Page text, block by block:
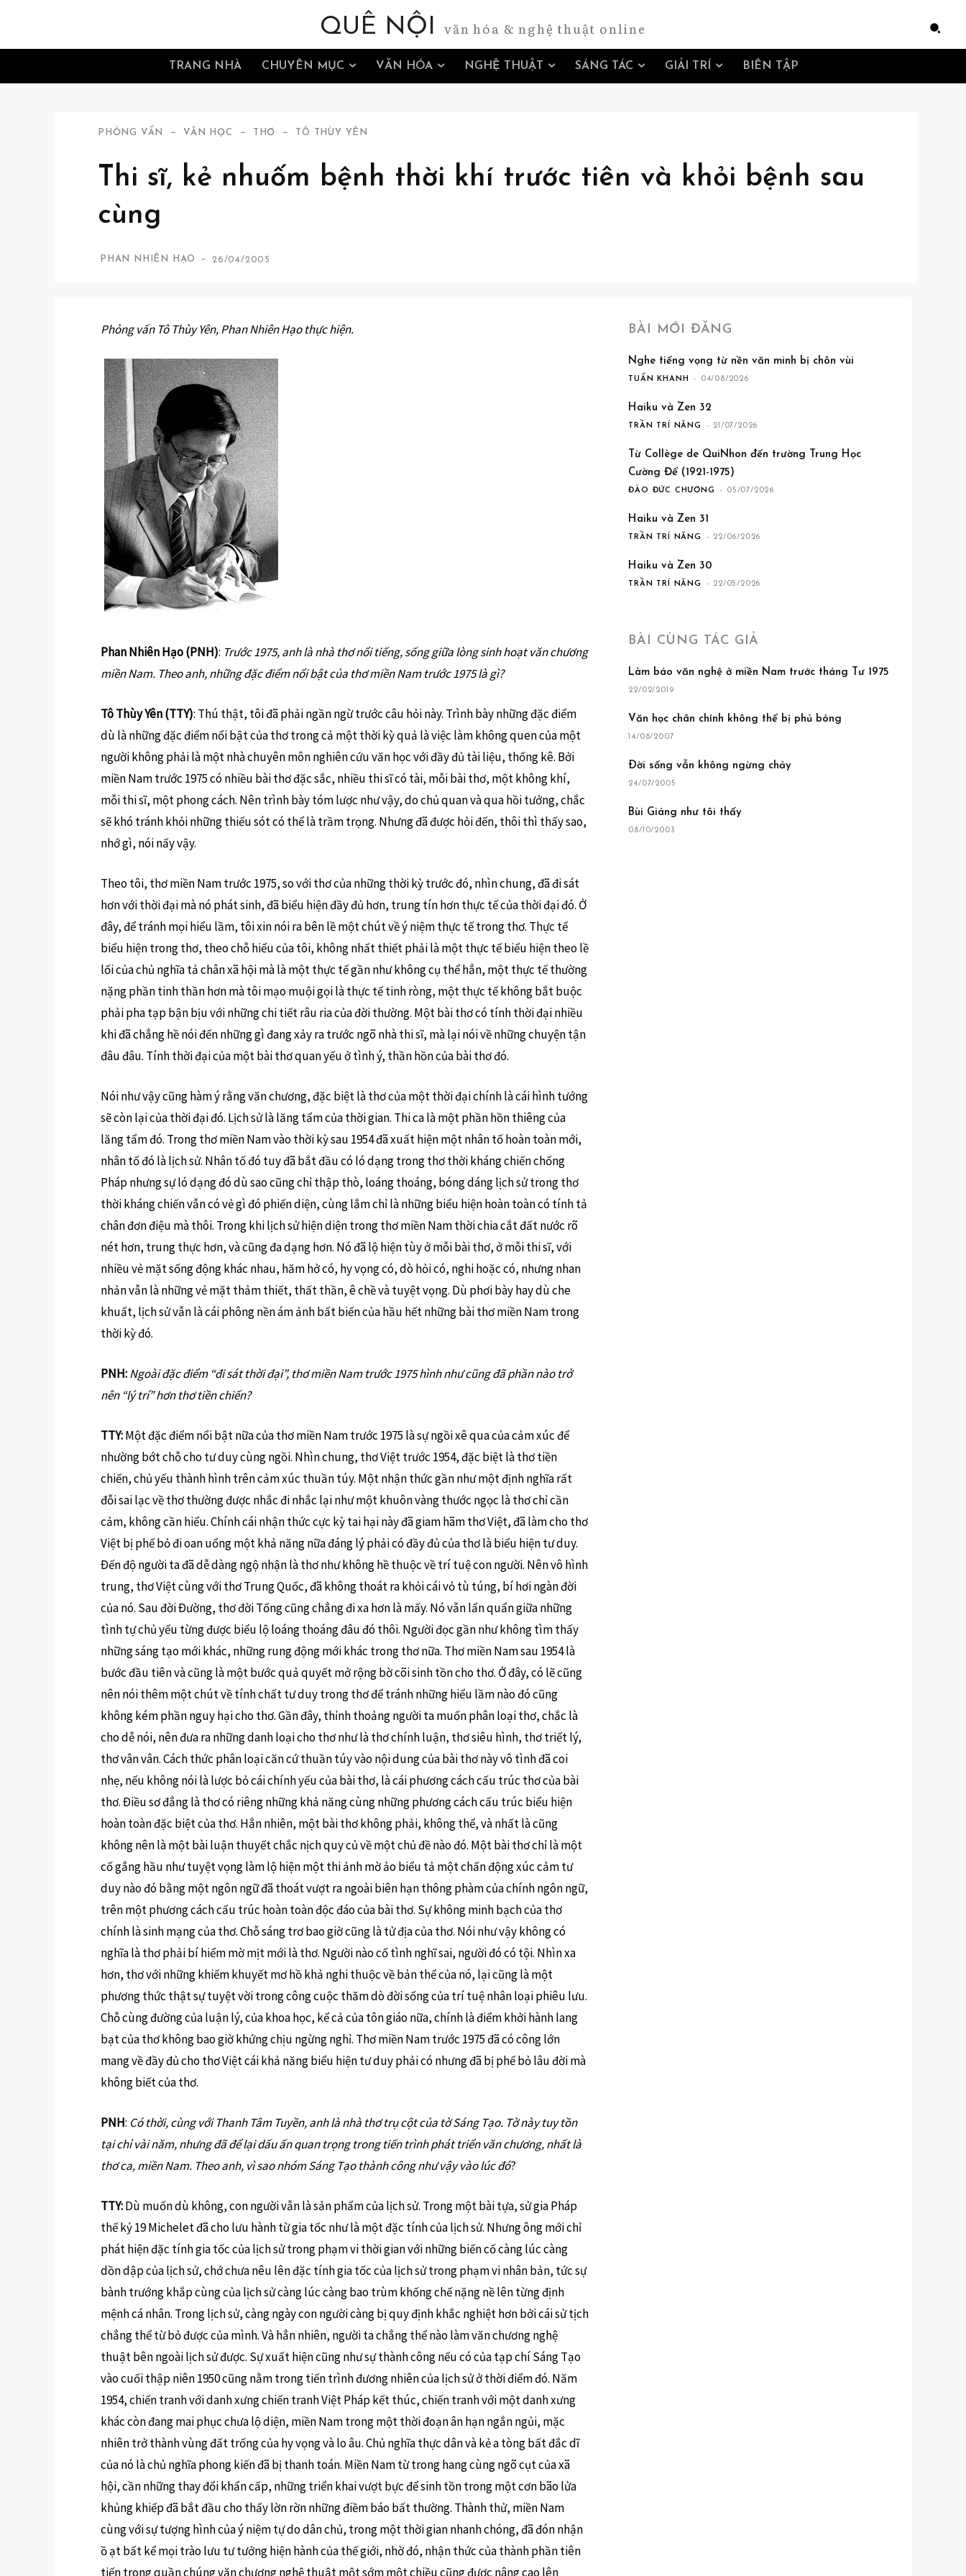
QUÊ NỘI văn hóa & nghệ thuật online
TRANG NHÀ CHUYÊN MỤC VĂN HÓA NGHỆ THUẬT SÁNG TÁC GIẢI TRÍ BIÊN TẬP
PHỎNG VẤN VĂN HỌC THƠ TÔ THÙY YÊN
Thi sĩ, kẻ nhuốm bệnh thời khí trước tiên và khỏi bệnh sau
cùng
PHAN NHIÊN HẠO - 26/04/2005
Phỏng vấn Tô Thùy Yên, Phan Nhiên Hạo thực hiện.
Phan Nhiên Hạo (PNH): Trước 1975, anh là nhà thơ nổi tiếng, sống giữa lòng sinh hoạt văn chương
miền Nam. Theo anh, những đặc điểm nổi bật của thơ miền Nam trước 1975 là gì?
Tô Thùy Yên (TTY): Thú thật, tôi đã phải ngần ngừ trước câu hỏi này. Trình bày những đặc điểm
dù là những đặc điểm nổi bật của thơ trong cả một thời kỳ quả là việc làm không quen của một
người không phải là một nhà chuyên môn nghiên cứu văn học với đầy đủ tài liệu, thống kê. Bởi
miền Nam trước 1975 có nhiều bài thơ đặc sắc, nhiều thi sĩ có tài, mỗi bài thơ, một không khí,
mỗi thi sĩ, một phong cách. Nên trình bày tóm lược như vậy, do chủ quan và qua hồi tưởng, chắc
sẽ khó tránh khỏi những thiếu sót có thể là trầm trọng. Nhưng đã được hỏi đến, thôi thì thấy sao,
nhớ gì, nói nấy vậy.
Theo tôi, thơ miền Nam trước 1975, so với thơ của những thời kỳ trước đó, nhìn chung, đã đi sát
hơn với thời đại mà nó phát sinh, đã biểu hiện đầy đủ hơn, trung tín hơn thực tế của thời đại đó. Ở
đây, để tránh mọi hiểu lầm, tôi xin nói ra bên lề một chút về ý niệm thực tế trong thơ. Thực tế
biểu hiện trong thơ, theo chỗ hiểu của tôi, không nhất thiết phải là một thực tế biểu hiện theo lề
lối của chủ nghĩa tả chân xã hội mà là một thực tế gần như không cụ thể hẳn, một thực tế thường
nặng phần tinh thần hơn mà tôi mạo muội gọi là thực tế tinh ròng, một thực tế không bắt buộc
phải pha tạp bận bịu với những chi tiết râu ria của đời thường. Một bài thơ có tính thời đại nhiều
khi đã chẳng hề nói đến những gì đang xảy ra trước ngõ nhà thi sĩ, mà lại nói về những chuyện tận
đâu đâu. Tính thời đại của một bài thơ quan yếu ở tình ý, thần hồn của bài thơ đó.
Nói như vậy cũng hàm ý rằng văn chương, đặc biệt là thơ của một thời đại chính là cái hình tướng
sẽ còn lại của thời đại đó. Lịch sử là lăng tẩm của thời gian. Thi ca là một phần hồn thiêng của
lăng tẩm đó. Trong thơ miền Nam vào thời kỳ sau 1954 đã xuất hiện một nhân tố hoàn toàn mới,
nhân tố đó là lịch sử. Nhân tố đó tuy đã bắt đầu có ló dạng trong thơ thời kháng chiến chống
Pháp nhưng sự ló dạng đó dù sao cũng chỉ thập thò, loáng thoáng, bóng dáng lịch sử trong thơ
thời kháng chiến vẫn có vẻ gì đó phiến diện, cùng lắm chỉ là những biểu hiện hoàn toàn có tính tả
chân đơn điệu mà thôi. Trong khi lịch sử hiện diện trong thơ miền Nam thời chia cắt đất nước rõ
nét hơn, trung thực hơn, và cũng đa dạng hơn. Nó đã lộ hiện tùy ở mỗi bài thơ, ở mỗi thi sĩ, với
nhiều vẻ mặt sống động khác nhau, hăm hở có, hy vọng có, dò hỏi có, nghi hoặc có, nhưng nhan
nhản vẫn là những vẻ mặt thảm thiết, thất thần, ê chề và tuyệt vọng. Dù phơi bày hay dù che
khuất, lịch sử vẫn là cái phông nền ám ảnh bất biến của hầu hết những bài thơ miền Nam trong
thời kỳ đó.
PNH:Ngoài đặc điểm “đi sát thời đại”, thơ miền Nam trước 1975 hình như cũng đã phần nào trở
nên “lý trí” hơn thơ tiền chiến?
TTY:Một đặc điểm nổi bật nữa của thơ miền Nam trước 1975 là sự ngồi xê qua của cảm xúc để
nhường bớt chỗ cho tư duy cùng ngồi. Nhìn chung, thơ Việt trước 1954, đặc biệt là thơ tiền
chiến, chủ yếu thành hình trên cảm xúc thuần túy. Một nhận thức gần như một định nghĩa rất
đỗi sai lạc về thơ thường được nhắc đi nhắc lại như một khuôn vàng thước ngọc là thơ chỉ cần
cảm, không cần hiểu. Chính cái nhận thức cực kỳ tai hại này đã giam hãm thơ Việt, đã làm cho thơ
Việt bị phế bỏ đi oan uổng một khả năng nữa đáng lý phải có đầy đủ của thơ là biểu hiện tư duy.
Ðến độ người ta đã dễ dàng ngộ nhận là thơ như không hề thuộc về trí tuệ con người. Nên vô hình
trung, thơ Việt cùng với thơ Trung Quốc, đã không thoát ra khỏi cái vỏ tù túng, bí hơi ngàn đời
của nó. Sau đời Ðường, thơ đời Tống cũng chẳng đi xa hơn là mấy. Nó vẫn lẩn quẩn giữa những
tình tự chủ yếu từng được biểu lộ loáng thoáng đâu đó thôi. Người đọc gần như không tìm thấy
những sáng tạo mới khác, những rung động mới khác trong thơ nữa. Thơ miền Nam sau 1954 là
bước đầu tiên và cũng là một bước quả quyết mở rộng bờ cõi sinh tồn cho thơ. Ở đây, có lẽ cũng
nên nói thêm một chút về tính chất tư duy trong thơ để tránh những hiểu lầm nào đó cũng
không kém phần nguy hại cho thơ. Gần đây, thỉnh thoảng người ta muốn phân loại thơ, chắc là
cho dễ nói, nên đưa ra những danh loại cho thơ như là thơ chính luận, thơ siêu hình, thơ triết lý,
thơ vân vân. Cách thức phân loại căn cứ thuần túy vào nội dung của bài thơ này vô tình đã coi
nhẹ, nếu không nói là lược bỏ cái chính yếu của bài thơ, là cái phương cách cấu trúc thơ của bài
thơ. Ðiều sơ đẳng là thơ có riêng những khả năng cùng những phương cách cấu trúc biểu hiện
hoàn toàn đặc biệt của thơ. Hẳn nhiên, một bài thơ không phải, không thể, và nhất là cũng
không nên là một bài luận thuyết chắc nịch quy củ về một chủ đề nào đó. Một bài thơ chỉ là một
cố gắng hầu như tuyệt vọng làm lộ hiện một thi ảnh mờ ảo biểu tả một chấn động xúc cảm tư
duy nào đó bằng một ngôn ngữ đã thoát vượt ra ngoài biên hạn thông phàm của chính ngôn ngữ,
trên một phương cách cấu trúc hoàn toàn độc đáo của bài thơ. Sự không minh bạch của thơ
chính là sinh mạng của thơ. Chỗ sáng trơ bao giờ cũng là tử địa của thơ. Nói như vậy không có
nghĩa là thơ phải bí hiểm mờ mịt mới là thơ. Người nào cố tình nghĩ sai, người đó có tội. Nhìn xa
hơn, thơ với những khiếm khuyết mơ hồ khả nghi thuộc về bản thể của nó, lại cũng là một
phương thức thật sự tuyệt vời trong công cuộc thăm dò đời sống của trí tuệ nhân loại phiêu lưu.
Chỗ cùng đường của luận lý, của khoa học, kể cả của tôn giáo nữa, chính là điểm khởi hành lang
bạt của thơ không bao giờ khứng chịu ngừng nghỉ. Thơ miền Nam trước 1975 đã có công lớn
mang về đầy đủ cho thơ Việt cái khả năng biểu hiện tư duy phải có nhưng đã bị phế bỏ lâu đời mà
không biết của thơ.
PNH: Có thời, cùng với Thanh Tâm Tuyền, anh là nhà thơ trụ cột của tờ Sáng Tạo. Tờ này tuy tồn
tại chỉ vài năm, nhưng đã để lại dấu ấn quan trọng trong tiến trình phát triển văn chương, nhất là
thơ ca, miền Nam. Theo anh, vì sao nhóm Sáng Tạo thành công như vậy vào lúc đó?
TTY:Dù muốn dù không, con người vẫn là sản phẩm của lịch sử. Trong một bài tựa, sử gia Pháp
thế kỷ 19 Michelet đã cho lưu hành từ gia tốc như là một đặc tính của lịch sử. Nhưng ông mới chỉ
phát hiện đặc tính gia tốc của lịch sử trong phạm vi thời gian với những biến cố càng lúc càng
dồn dập của lịch sử, chớ chưa nêu lên đặc tính gia tốc của lịch sử trong phạm vi nhân bản, tức sự
bành trướng khắp cùng của lịch sử càng lúc càng bao trùm khống chế nặng nề lên từng định
mệnh cá nhân. Trong lịch sử, càng ngày con người càng bị quy định khắc nghiệt hơn bởi cái sử tịch
chẳng thể từ bỏ được của mình. Và hẳn nhiên, người ta chẳng thể nào làm văn chương nghệ
thuật bên ngoài lịch sử được. Sự xuất hiện cũng như sự thành công nếu có của tạp chí Sáng Tạo
vào cuối thập niên 1950 cũng nằm trong tiến trình đương nhiên của lịch sử ở thời điểm đó. Năm
1954, chiến tranh với danh xưng chiến tranh Việt Pháp kết thúc, chiến tranh với một danh xưng
khác còn đang mai phục chưa lộ diện, miền Nam trong một thời đoạn ân hạn ngắn ngủi, mặc
nhiên trở thành vùng đất trống của hy vọng và lo âu. Chủ nghĩa thực dân và kẻ a tòng bất đắc dĩ
của nó là chủ nghĩa phong kiến đã bị thanh toán. Miền Nam từ trong hang cùng ngõ cụt của xã
hội, cần những thay đổi khẩn cấp, những triển khai vượt bực để sinh tồn trong một cơn bão lửa
khủng khiếp đã bắt đầu cho thấy lờn rờn những điềm báo bất thường. Thành thử, miền Nam
cùng với sự tượng hình của ý niệm tự do dân chủ, trong một thời gian nhanh chóng, đã đón nhận
ồ ạt bất kể mọi trào lưu tư tưởng hiện hành của thế giới, nhờ đó, nhận thức của thành phần tiên
tiến trong quần chúng văn chương nghệ thuật một sớm một chiều cũng được nâng cao lên
BÀI MỚI ĐĂNG
Nghe tiếng vọng từ nền văn minh bị chôn vùi
TUẤN KHANH - 04/08/2026
Haiku và Zen 32
TRẦN TRÍ NĂNG - 21/07/2026
Từ Collège de QuiNhon đến trường Trung Học
Cường Để (1921-1975)
ĐÀO ĐỨC CHƯƠNG - 05/07/2026
Haiku và Zen 31
TRẦN TRÍ NĂNG - 22/06/2026
Haiku và Zen 30
TRẦN TRÍ NĂNG - 22/05/2026
BÀI CÙNG TÁC GIẢ
Làm báo văn nghệ ở miền Nam trước tháng Tư 1975
22/02/2019
Văn học chân chính không thể bị phủ bóng
14/08/2007
Ðời sống vẫn không ngừng chảy
24/07/2005
Bùi Giáng như tôi thấy
08/10/2003